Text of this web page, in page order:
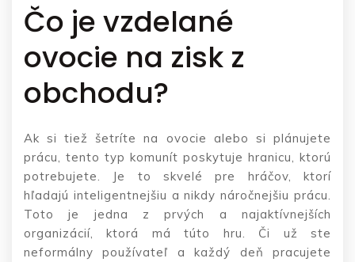
Čo je vzdelané
ovocie na zisk z
obchodu?
Ak si tiež šetríte na ovocie alebo si plánujete
prácu, tento typ komunít poskytuje hranicu, ktorú
potrebujete. Je to skvelé pre hráčov, ktorí
hľadajú inteligentnejšiu a nikdy náročnejšiu prácu.
Toto je jedna z prvých a najaktívnejších
organizácií, ktorá má túto hru. Či už ste
neformálny používateľ a každý deň pracujete